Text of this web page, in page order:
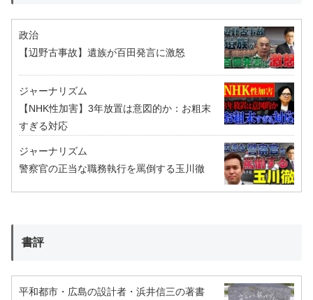
政治
【辺野古事故】遺族が百田発言に激怒
ジャーナリズム
【NHK性加害】3年放置は意図的か：お粗末
すぎる対応
ジャーナリズム
警察官の正当な職務執行を罵倒する玉川徹
書評
平和都市・広島の設計者・浜井信三の著書